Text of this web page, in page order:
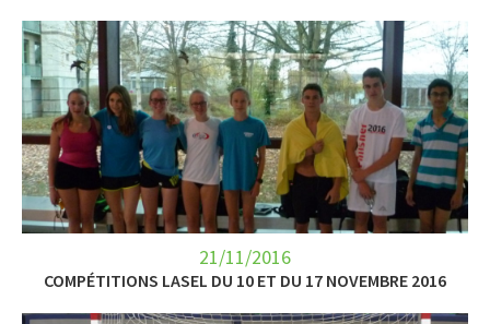
21/11/2016
COMPÉTITIONS LASEL DU 10 ET DU 17 NOVEMBRE 2016